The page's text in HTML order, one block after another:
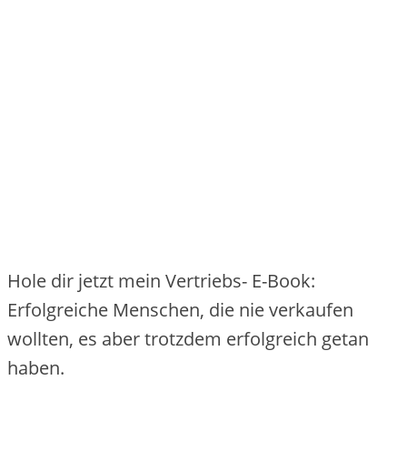
Hole dir jetzt mein Vertriebs- E-Book:
Erfolgreiche Menschen, die nie verkaufen
wollten, es aber trotzdem erfolgreich getan
haben.